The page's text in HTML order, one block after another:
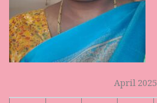
April 2025